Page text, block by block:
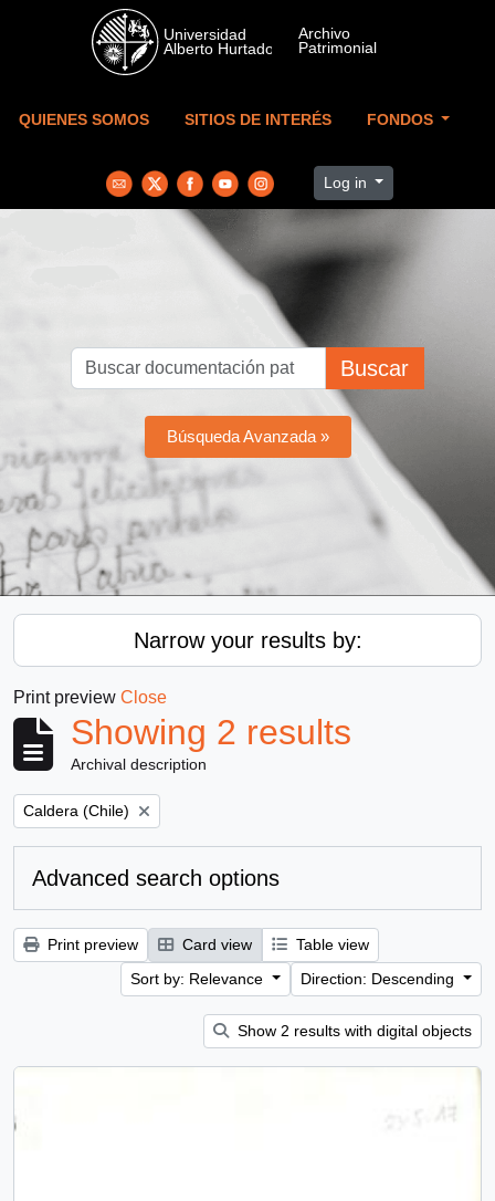
Skip to main content
QUIENES SOMOS SITIOS DE INTERÉS FONDOS
Log in
Buscar
Búsqueda Avanzada »
Narrow your results by:
Print preview Close
Showing 2 results
Archival description
Remove filter:
Caldera (Chile)
Advanced search options
Print preview Card view
Table view
Sort by: Relevance
Direction: Descending
Show 2 results with digital objects